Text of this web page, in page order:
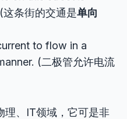
这条街的交通是单向
to flow in a
(二极管允许电流
理、IT领域，它可是非